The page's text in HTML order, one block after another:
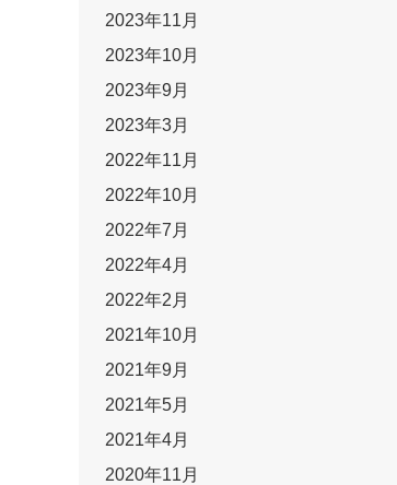
2023年11月
2023年10月
2023年9月
2023年3月
2022年11月
2022年10月
2022年7月
2022年4月
2022年2月
2021年10月
2021年9月
2021年5月
2021年4月
2020年11月